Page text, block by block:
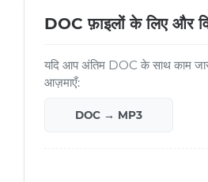
DOC फ़ाइलों के लिए और
यदि आप अंतिम DOC के साथ काम
आज़माएँ:
DOC → MP3